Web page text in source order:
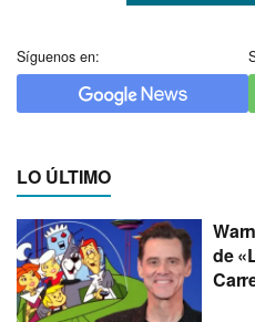
Síguenos en:
LO ÚLTIMO
de